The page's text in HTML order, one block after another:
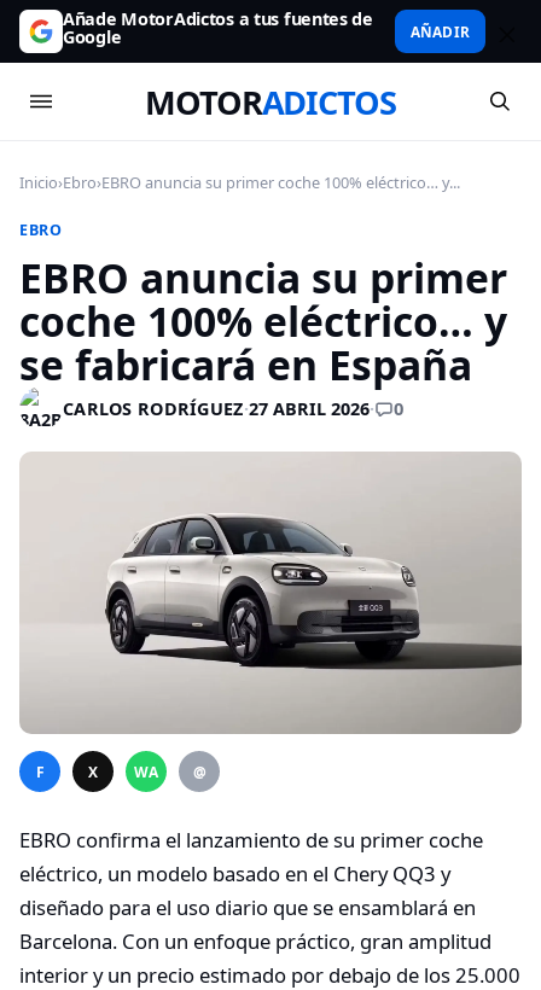
Añade MotorAdictos a tus fuentes de
Google AÑADIR
MOTORADICTOS
Inicio›Ebro›EBRO anuncia su primer coche 100% eléctrico… y...
EBRO
EBRO anuncia su primer
coche 100% eléctrico… y
se fabricará en España
CARLOS RODRÍGUEZ·27 ABRIL 2026· 0
F X WA @
EBRO confirma el lanzamiento de su primer coche
eléctrico, un modelo basado en el Chery QQ3 y
diseñado para el uso diario que se ensamblará en
Barcelona. Con un enfoque práctico, gran amplitud
interior y un precio estimado por debajo de los 25.000